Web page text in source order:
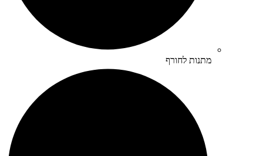
מתנות לחורף